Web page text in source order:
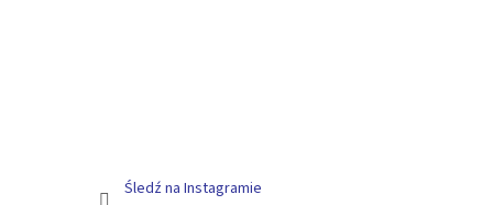
Śledź na Instagramie